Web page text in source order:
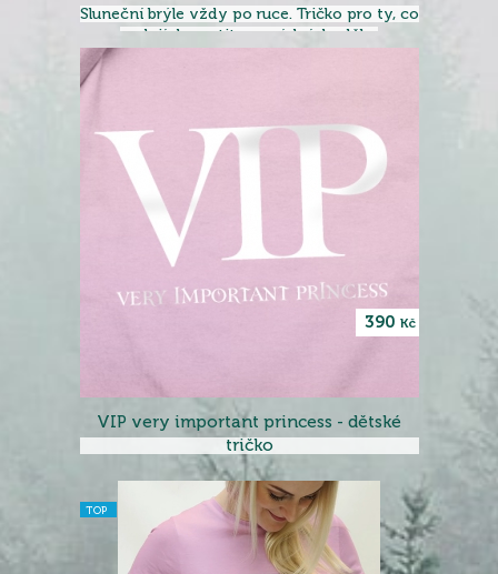
Sluneční brýle vždy po ruce. Tričko pro ty, co
nedají dopustit na módní doplňky
390 Kč
VIP very important princess - dětské
tričko
TOP